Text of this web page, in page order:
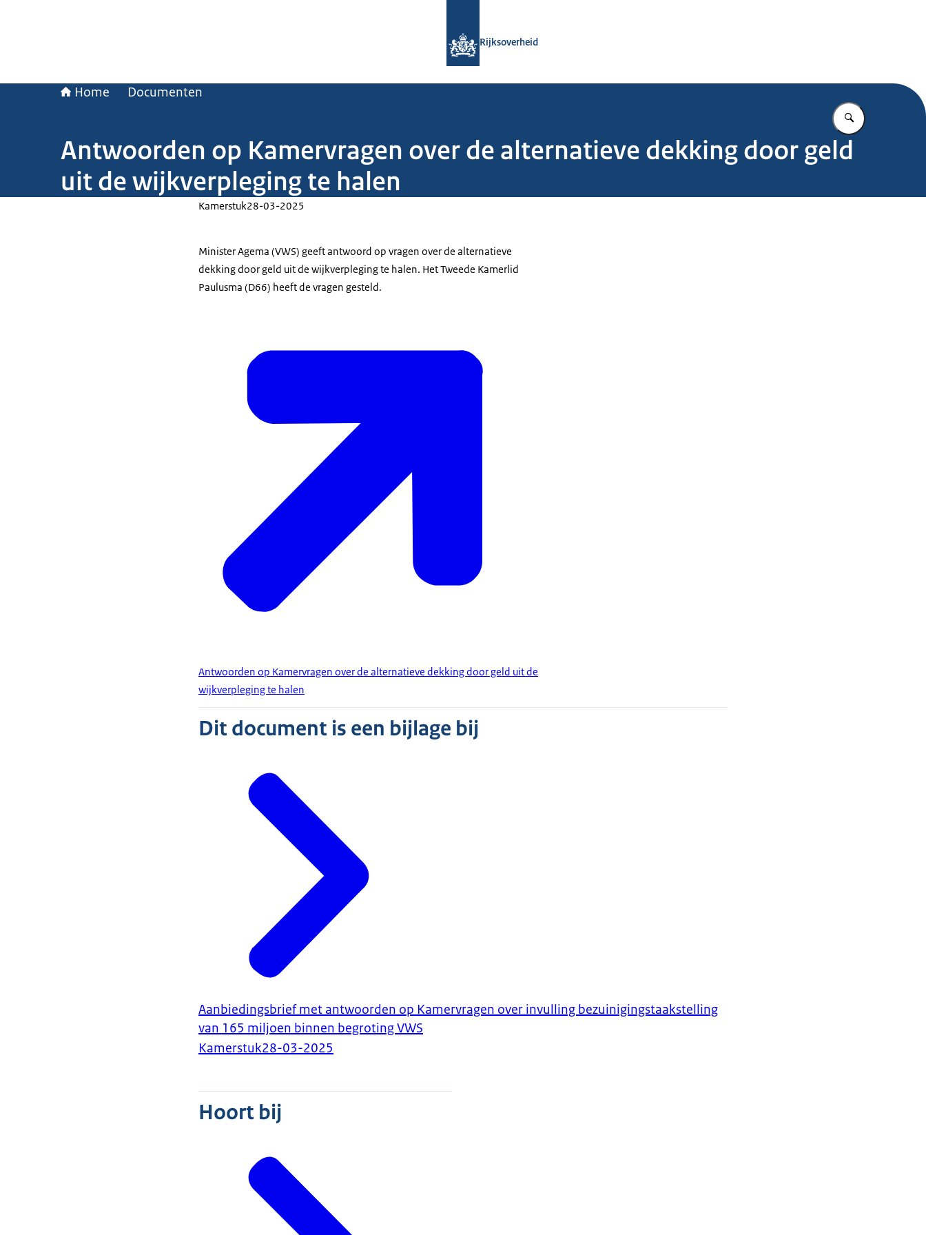
Rijksoverheid
Home Documenten
Vul in wat u
Antwoorden op Kamervragen over de alternatieve dekking door geld
uit de wijkverpleging te halen
Kamerstuk28-03-2025
Minister Agema (VWS) geeft antwoord op vragen over de alternatieve
dekking door geld uit de wijkverpleging te halen. Het Tweede Kamerlid
Paulusma (D66) heeft de vragen gesteld.
Antwoorden op Kamervragen over de alternatieve dekking door geld uit de
wijkverpleging te halen
Dit document is een bijlage bij
Aanbiedingsbrief met antwoorden op Kamervragen over invulling bezuinigingstaakstelling
van 165 miljoen binnen begroting VWS
Kamerstuk28-03-2025
Hoort bij